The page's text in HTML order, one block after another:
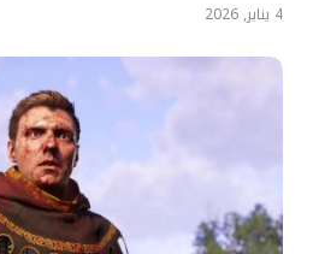
4 يناير, 2026